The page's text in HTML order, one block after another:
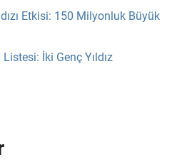
Etkisi: 150 Milyonluk Büyük
İki Genç Yıldız